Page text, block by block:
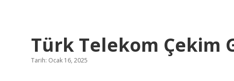
Türk Telekom Çekim
Tarih: Ocak 16, 2025